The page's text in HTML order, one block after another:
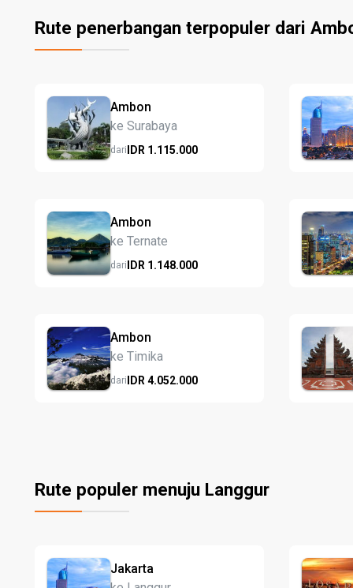
Rute penerbangan terpopuler dari
Ambon
ke Surabaya
dariIDR 1.115.000
Ambon
ke Ternate
dariIDR 1.148.000
Ambon
ke Timika
dariIDR 4.052.000
Rute populer menuju Langgur
Jakarta